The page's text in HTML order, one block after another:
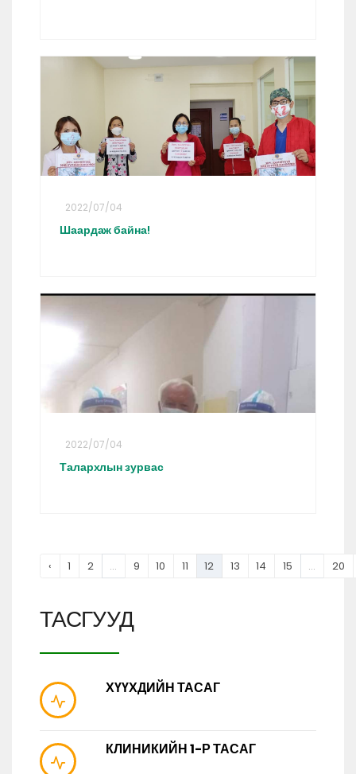
2022/07/04
Шаардаж байна!
2022/07/04
Талархлын зурвас
‹ 1 2 ... 9 10 11 12 13 14 15 ... 20
ТАСГУУД
ХҮҮХДИЙН ТАСАГ
КЛИНИКИЙН 1-Р ТАСАГ